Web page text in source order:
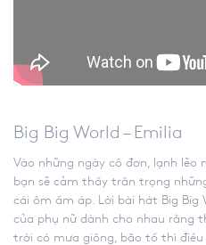
Big Big World – Emilia
Vào những ngày cô đơn, lạnh lẽo
bạn sẽ cảm thấy trân trọng
cái ôm ấm áp. Lời bài hát Big Big
của phụ nữ dành cho nhau rằng
trời có mưa giông, bão tố thì điều